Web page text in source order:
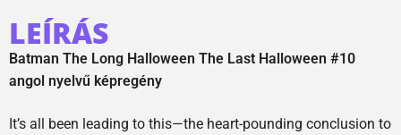
LEÍRÁS
Batman The Long Halloween The Last Halloween #10
angol nyelvű képregény
It’s all been leading to this—the heart-pounding conclusion to